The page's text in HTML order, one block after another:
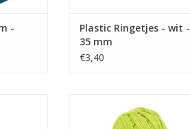
-
Plastic Ringetjes - wit -
35 mm
€3,40
352